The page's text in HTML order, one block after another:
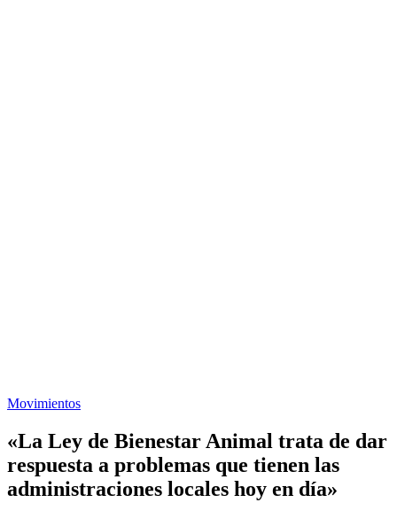
Movimientos
«La Ley de Bienestar Animal trata de dar
respuesta a problemas que tienen las
administraciones locales hoy en día»